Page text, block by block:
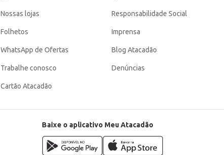
Nossas lojas
Folhetos
WhatsApp de Ofertas
Trabalhe conosco
Cartão Atacadão
Responsabilidade Social
Imprensa
Blog Atacadão
Denúncias
Baixe o aplicativo Meu Atacadão